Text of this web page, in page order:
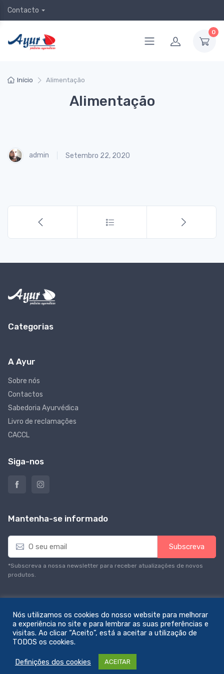
Contacto
0
Início Alimentação
Alimentação
admin Setembro 22, 2020
Categorias
A Ayur
Sobre nós
Contactos
Sabedoria Ayurvédica
Livro de reclamações
CACCL
Siga-nos
Mantenha-se informado
E
a
i
l
Subscreva
*Subscreva a nossa newsletter para receber atualizações de novos
produtos.
© All rights reserved. Feito com amor porzemstudio
Nós utilizamos os cookies do nosso website para melhorar
a experiência no site e para lembrar as suas preferências e
visitas. Ao clicar “Aceito”, está a aceitar a utilização de
TODOS os cookies.
Definições dos cookies ACEITAR